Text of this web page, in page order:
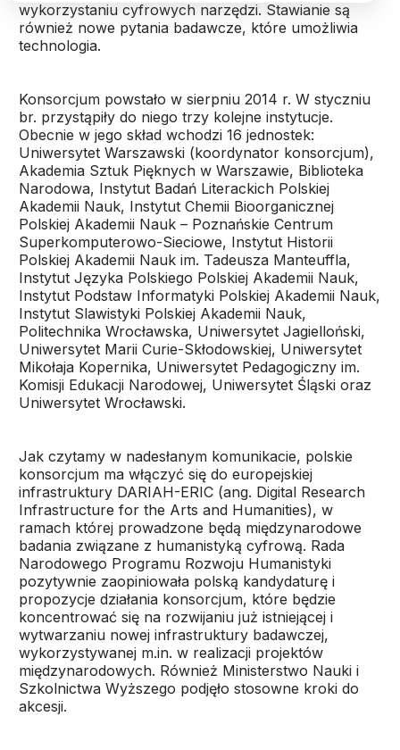
wykorzystaniu cyfrowych narzędzi. Stawianie są
również nowe pytania badawcze, które umożliwia
technologia.
Konsorcjum powstało w sierpniu 2014 r. W styczniu
br. przystąpiły do niego trzy kolejne instytucje.
Obecnie w jego skład wchodzi 16 jednostek:
Uniwersytet Warszawski (koordynator konsorcjum),
Akademia Sztuk Pięknych w Warszawie, Biblioteka
Narodowa, Instytut Badań Literackich Polskiej
Akademii Nauk, Instytut Chemii Bioorganicznej
Polskiej Akademii Nauk – Poznańskie Centrum
Superkomputerowo-Sieciowe, Instytut Historii
Polskiej Akademii Nauk im. Tadeusza Manteuffla,
Instytut Języka Polskiego Polskiej Akademii Nauk,
Instytut Podstaw Informatyki Polskiej Akademii Nauk,
Instytut Slawistyki Polskiej Akademii Nauk,
Politechnika Wrocławska, Uniwersytet Jagielloński,
Uniwersytet Marii Curie-Skłodowskiej, Uniwersytet
Mikołaja Kopernika, Uniwersytet Pedagogiczny im.
Komisji Edukacji Narodowej, Uniwersytet Śląski oraz
Uniwersytet Wrocławski.
Jak czytamy w nadesłanym komunikacie, polskie
konsorcjum ma włączyć się do europejskiej
infrastruktury DARIAH-ERIC (ang. Digital Research
Infrastructure for the Arts and Humanities), w
ramach której prowadzone będą międzynarodowe
badania związane z humanistyką cyfrową. Rada
Narodowego Programu Rozwoju Humanistyki
pozytywnie zaopiniowała polską kandydaturę i
propozycje działania konsorcjum, które będzie
koncentrować się na rozwijaniu już istniejącej i
wytwarzaniu nowej infrastruktury badawczej,
wykorzystywanej m.in. w realizacji projektów
międzynarodowych. Również Ministerstwo Nauki i
Szkolnictwa Wyższego podjęło stosowne kroki do
akcesji.